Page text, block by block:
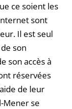
ce soient les
sont
Il est seul
son
son accès à
réservées
de leur
Mener se